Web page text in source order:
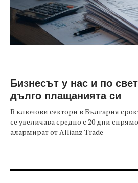
Бизнесът у нас и по
дълго плащанията си
В ключови сектори в България
се увеличава средно с 20 дни
алармират от Allianz Trade